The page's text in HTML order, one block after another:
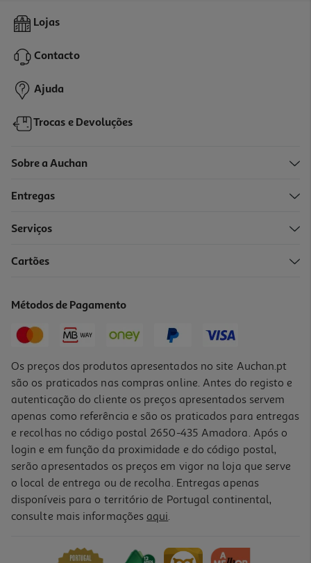
Batatas Salteadas Auchan Em Rodelas Para Airfryer 1kg
2,49 €
Batata Doce Auchan Em Rodelas Para Assar 1kg
Lojas
Contacto
Ajuda
Trocas e Devoluções
Sobre a Auchan
Entregas
Serviços
Cartões
Métodos de Pagamento
Os preços dos produtos apresentados no site Auchan.pt
são os praticados nas compras online. Antes do registo e
autenticação do cliente os preços apresentados servem
apenas como referência e são os praticados para entregas
e recolhas no código postal 2650-435 Amadora. Após o
login e em função da proximidade e do código postal,
serão apresentados os preços em vigor na loja que serve
o local de entrega ou de recolha. Entregas apenas
disponíveis para o território de Portugal continental,
consulte mais informações aqui.